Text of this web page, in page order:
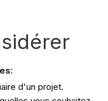
:
d'un projet.